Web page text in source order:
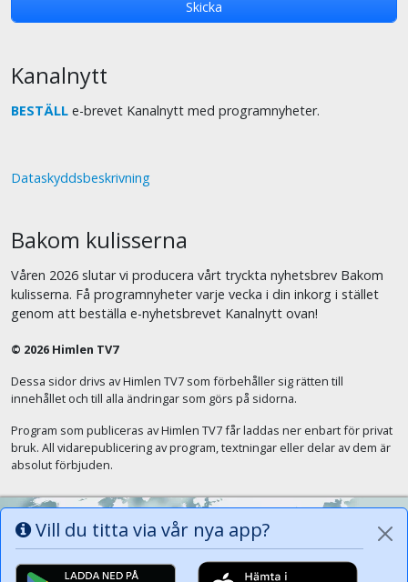
Kanalnytt
BESTÄLL e-brevet Kanalnytt med programnyheter.
Dataskyddsbeskrivning
Bakom kulisserna
Våren 2026 slutar vi producera vårt tryckta nyhetsbrev Bakom
kulisserna. Få programnyheter varje vecka i din inkorg i stället
genom att beställa e-nyhetsbrevet Kanalnytt ovan!
Vill du titta via vår nya app?
© 2026 Himlen TV7
Dessa sidor drivs av Himlen TV7 som förbehåller sig rätten till
innehållet och till alla ändringar som görs på sidorna.
Program som publiceras av Himlen TV7 får laddas ner enbart för privat
bruk. All vidarepublicering av program, textningar eller delar av dem är
absolut förbjuden.
Alla tungor ska bekänna att Jesus Kristus
är Herren, Gud Fadern till ära. (Fil 2:11)